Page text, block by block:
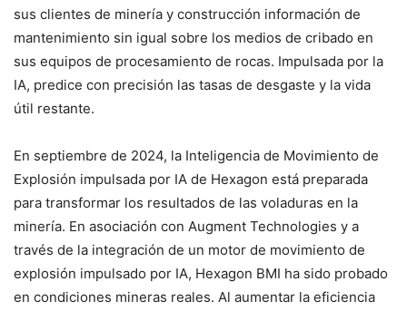
sus clientes de minería y construcción información de
mantenimiento sin igual sobre los medios de cribado en
sus equipos de procesamiento de rocas. Impulsada por la
IA, predice con precisión las tasas de desgaste y la vida
útil restante.
En septiembre de 2024, la Inteligencia de Movimiento de
Explosión impulsada por IA de Hexagon está preparada
para transformar los resultados de las voladuras en la
minería. En asociación con Augment Technologies y a
través de la integración de un motor de movimiento de
explosión impulsado por IA, Hexagon BMI ha sido probado
en condiciones mineras reales. Al aumentar la eficiencia